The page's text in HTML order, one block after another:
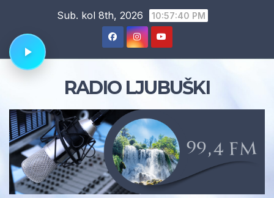
content
Sub. kol 8th, 2026 10:57:41 PM
RADIO LJUBUŠKI